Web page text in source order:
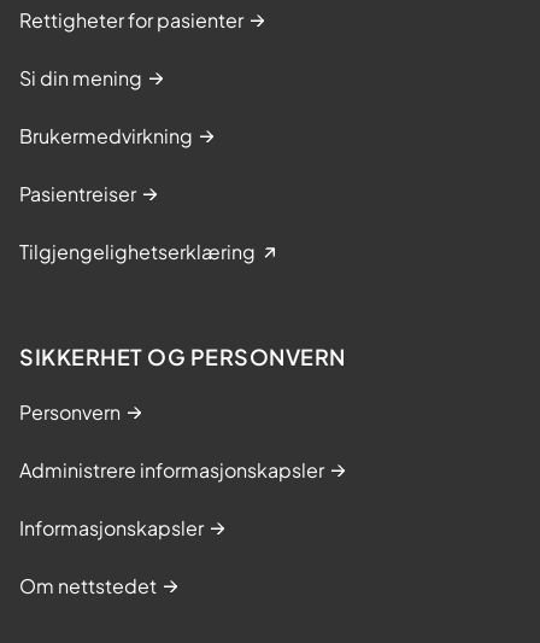
Rettigheter for pasienter
Si din mening
Brukermedvirkning
Pasientreiser
Tilgjengelighetserklæring
SIKKERHET OG PERSONVERN
Personvern
Administrere informasjonskapsler
Informasjonskapsler
Om nettstedet